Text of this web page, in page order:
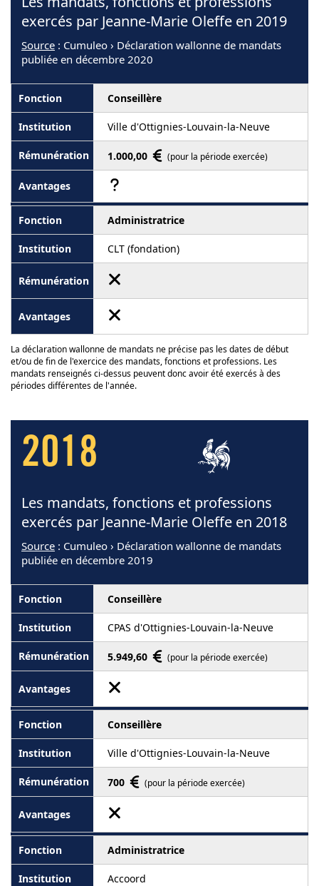
exercés par Jeanne-Marie Oleffe en 2019
Source : Cumuleo › Déclaration wallonne de mandats
publiée en décembre 2020
Conseillère
Ville d'Ottignies-Louvain-la-Neuve
1.000,00 (pour la période exercée)
Administratrice
CLT (fondation)
La déclaration wallonne de mandats ne précise pas les dates de début
et/ou de fin de l'exercice des mandats, fonctions et professions. Les
mandats renseignés ci-dessus peuvent donc avoir été exercés à des
périodes différentes de l'année.
2018
Les mandats, fonctions et professions
exercés par Jeanne-Marie Oleffe en 2018
Source : Cumuleo › Déclaration wallonne de mandats
publiée en décembre 2019
Conseillère
CPAS d'Ottignies-Louvain-la-Neuve
5.949,60 (pour la période exercée)
Conseillère
Ville d'Ottignies-Louvain-la-Neuve
700 (pour la période exercée)
Administratrice
Accoord